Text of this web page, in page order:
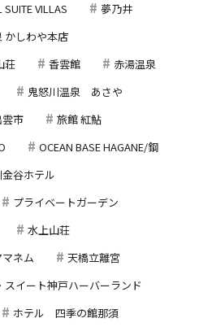
VILLAS
夢乃井
かしわや本店
荘 香雲館
赤湯温泉
鬼怒川温泉 あさや
雲市
旅館 紅鮎
OCEAN BASE HAGANE/鋼
谷ホテル
プライベートガーデン
水上山荘
マネム
天橋立離宮
スイート神戸ハーバーランド
ホテル 四季の館那須